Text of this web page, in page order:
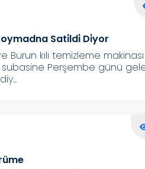
Sati̇ldi̇ Di̇yor
kılı temizleme
Perşembe günü